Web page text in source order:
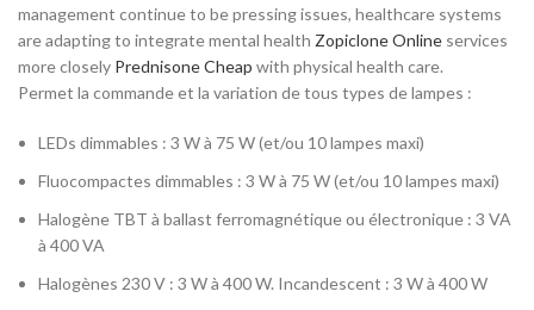
management continue to be pressing issues, healthcare systems
are adapting to integrate mental health Zopiclone Online services
more closely Prednisone Cheap with physical health care.
Permet la commande et la variation de tous types de lampes :
LEDs dimmables : 3 W à 75 W (et/ou 10 lampes maxi)
Fluocompactes dimmables : 3 W à 75 W (et/ou 10 lampes maxi)
Halogène TBT à ballast ferromagnétique ou électronique : 3 VA
à 400 VA
Halogènes 230 V : 3 W à 400 W. Incandescent : 3 W à 400 W